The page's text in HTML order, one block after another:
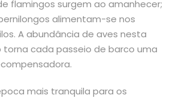
flamingos surgem ao amanhecer;
alimentam-se nos
A abundância de aves nesta
cada passeio de barco uma
mais tranquila para os